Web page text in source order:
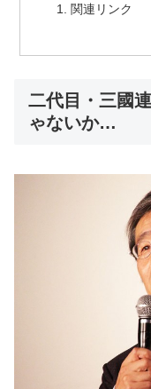
関連リンク
二代目・三國
ゃないか…